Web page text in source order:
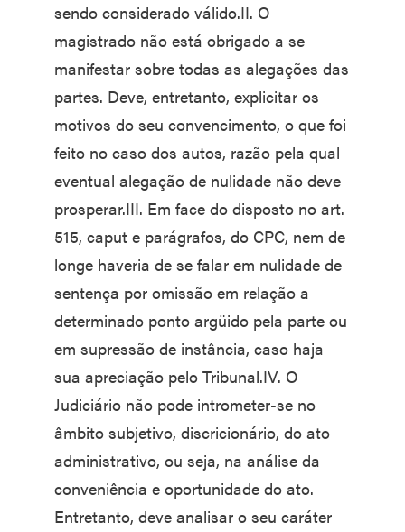
sendo considerado válido.II. O
magistrado não está obrigado a se
manifestar sobre todas as alegações das
partes. Deve, entretanto, explicitar os
motivos do seu convencimento, o que foi
feito no caso dos autos, razão pela qual
eventual alegação de nulidade não deve
prosperar.III. Em face do disposto no art.
515, caput e parágrafos, do CPC, nem de
longe haveria de se falar em nulidade de
sentença por omissão em relação a
determinado ponto argüido pela parte ou
em supressão de instância, caso haja
sua apreciação pelo Tribunal.IV. O
Judiciário não pode intrometer-se no
âmbito subjetivo, discricionário, do ato
administrativo, ou seja, na análise da
conveniência e oportunidade do ato.
Entretanto, deve analisar o seu caráter